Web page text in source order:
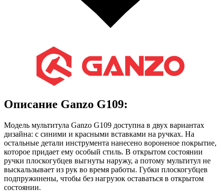
Описание Ganzo G109:
Модель мультитула Ganzo G109 доступна в двух вариантах
дизайна: с синими и красными вставками на ручках. На
остальные детали инструмента нанесено вороненое покрытие,
которое придает ему особый стиль. В открытом состоянии
ручки плоскогубцев выгнуты наружу, а потому мультитул не
выскальзывает из рук во время работы. Губки плоскогубцев
подпружинены, чтобы без нагрузок оставаться в открытом
состоянии.